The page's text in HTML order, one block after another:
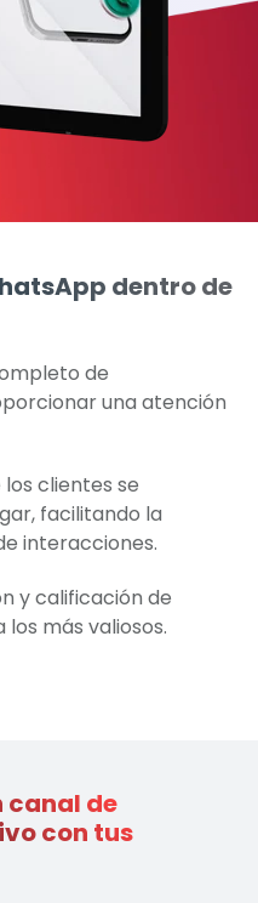
dentro de
de
una atención
clientes se
facilitando la
interacciones.
y calificación de
más valiosos.
canal de
con tus